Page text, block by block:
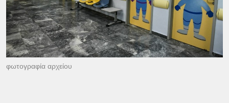
φωτογραφία αρχείου